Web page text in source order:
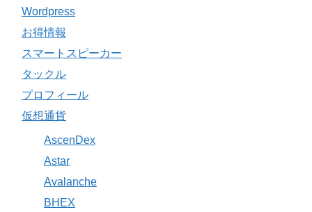
Wordpress
お得情報
スマートスピーカー
タックル
プロフィール
仮想通貨
AscenDex
Astar
Avalanche
BHEX